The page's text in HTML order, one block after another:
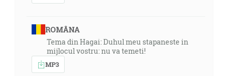
ROMÂNA
Tema din Hagai: Duhul meu stapaneste in
mijlocul vostru: nu va temeti!
MP3